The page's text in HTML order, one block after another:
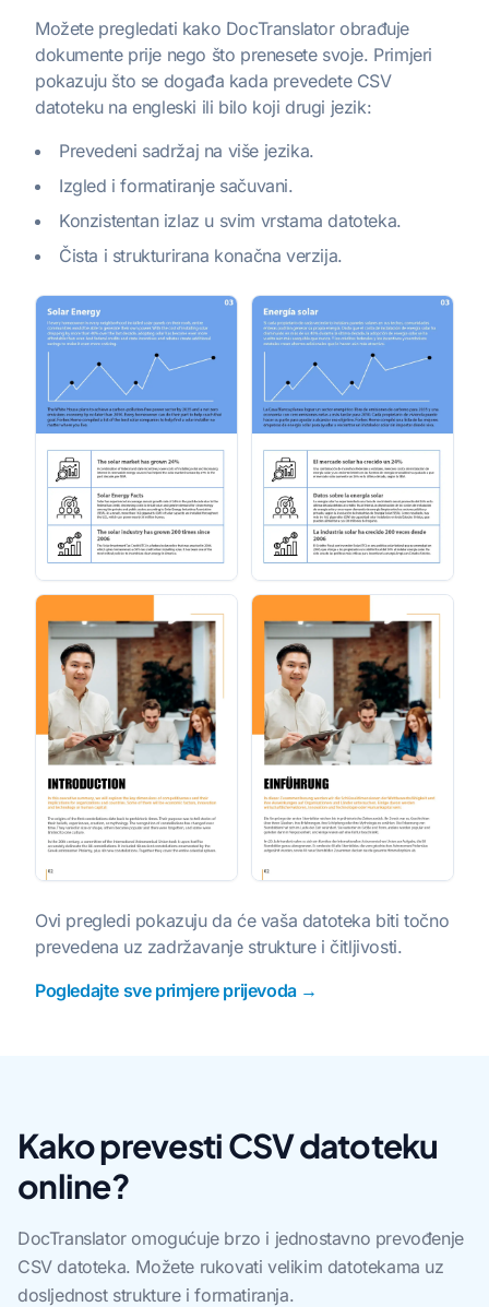
Možete pregledati kako DocTranslator obrađuje
dokumente prije nego što prenesete svoje. Primjeri
pokazuju što se događa kada prevedete CSV
datoteku na engleski ili bilo koji drugi jezik:
Prevedeni sadržaj na više jezika.
Izgled i formatiranje sačuvani.
Konzistentan izlaz u svim vrstama datoteka.
Čista i strukturirana konačna verzija.
Ovi pregledi pokazuju da će vaša datoteka biti točno
prevedena uz zadržavanje strukture i čitljivosti.
Pogledajte sve primjere prijevoda →
Kako prevesti CSV datoteku
online?
DocTranslator omogućuje brzo i jednostavno prevođenje
CSV datoteka. Možete rukovati velikim datotekama uz
dosljednost strukture i formatiranja.